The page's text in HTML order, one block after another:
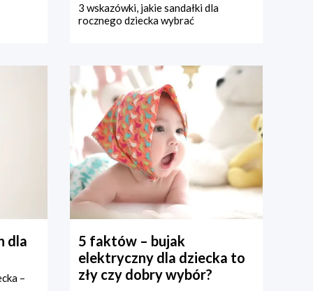
3 wskazówki, jakie sandałki dla
rocznego dziecka wybrać
dla
–
5 faktów – bujak
elektryczny dla dziecka to
zły czy dobry wybór?